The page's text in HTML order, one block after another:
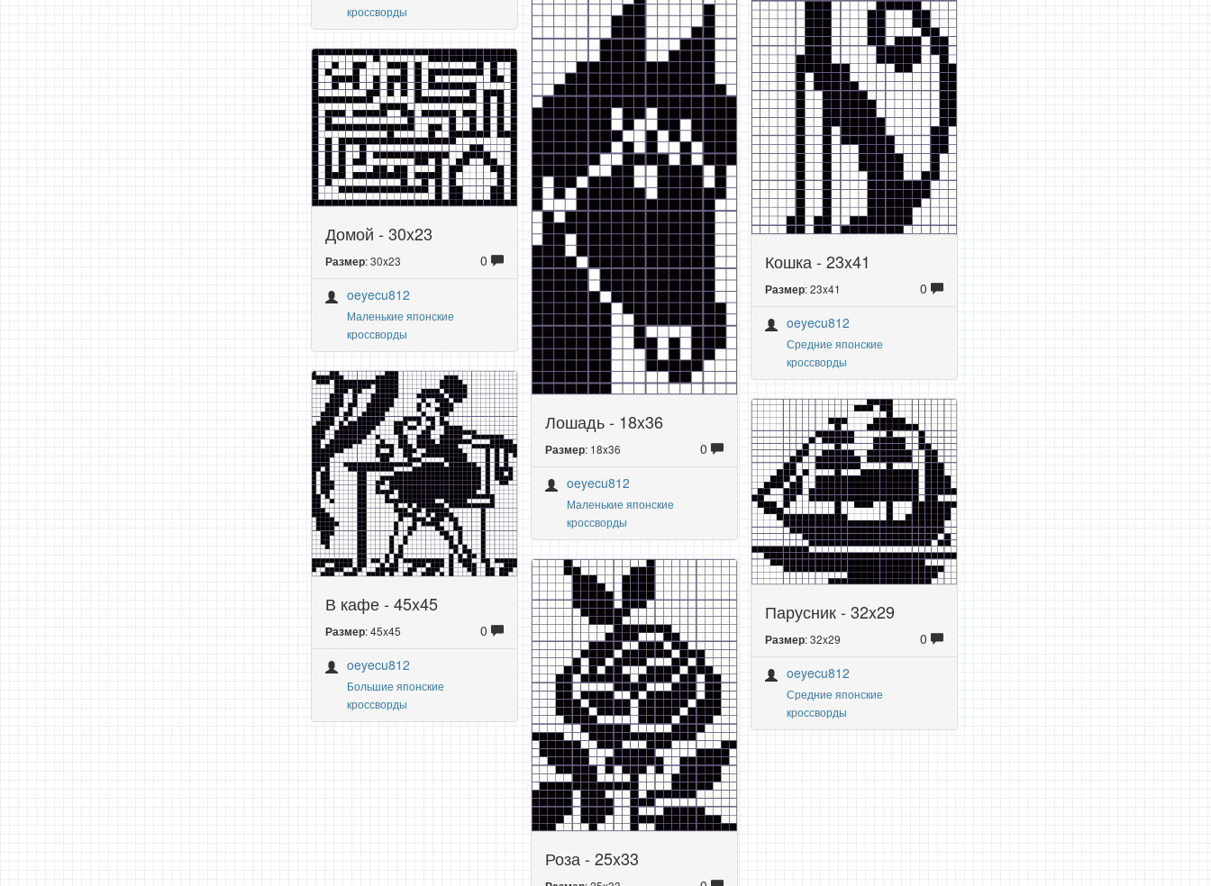
кроссворды
Кошка - 23x41
Размер: 23x41
0
oeyecu812
Средние японские
кроссворды
Лошадь - 18x36
Размер: 18x36
0
oeyecu812
Маленькие японские
кроссворды
Домой - 30x23
Размер: 30x23
0
oeyecu812
Маленькие японские
кроссворды
В кафе - 45x45
Размер: 45x45
0
oeyecu812
Большие японские
кроссворды
Парусник - 32x29
Размер: 32x29
0
oeyecu812
Средние японские
кроссворды
Роза - 25x33